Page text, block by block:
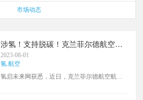
市场动态
涉氢！支持脱碳！克兰菲尔德航空航
天解决方案公司展示翻新机库
2023-08-01
氢.航空
氢启未来网获悉，近日，克兰菲尔德航空航天